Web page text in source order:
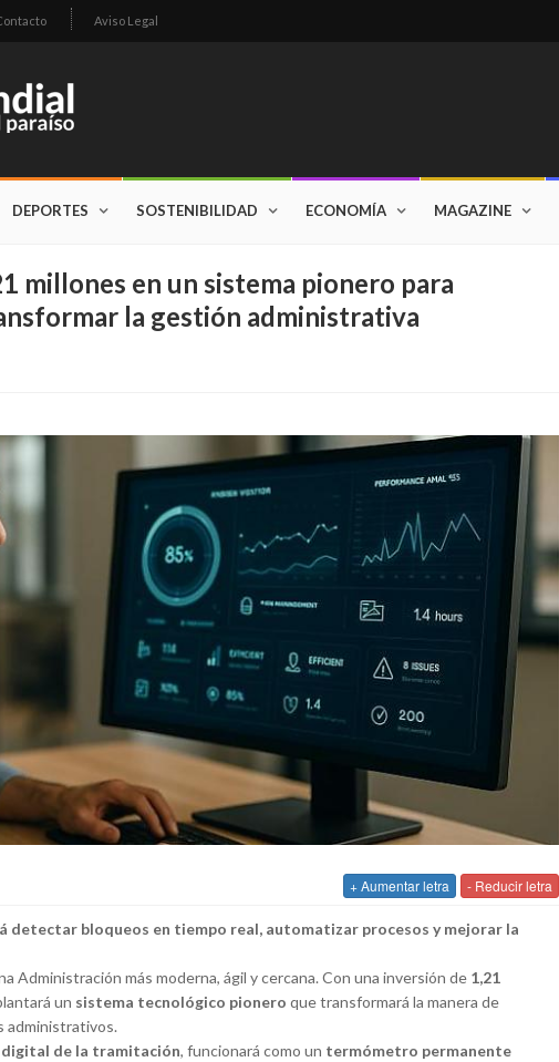
Aviso Legal
DEPORTES SOSTENIBILIDAD ECONOMÍA MAGAZINE
millones en un sistema pionero para
la gestión administrativa
+ Aumentar letra - Reducir letra
detectar bloqueos en tiempo real, automatizar procesos y mejorar la
Administración más moderna, ágil y cercana. Con una inversión de 1,21
un sistema tecnológico pionero que transformará la manera de
administrativos.
digital de la tramitación, funcionará como un termómetro permanente